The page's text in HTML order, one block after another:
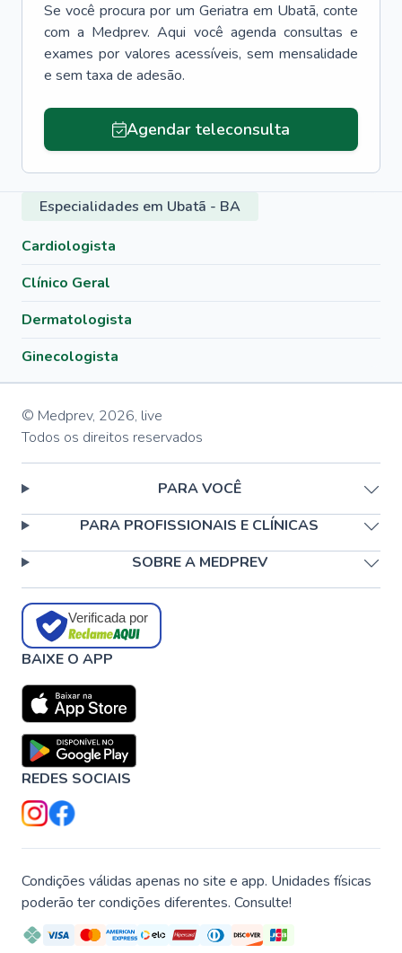
Se você procura por um Geriatra em Ubatã, conte
com a Medprev. Aqui você agenda consultas e
exames por valores acessíveis, sem mensalidade
e sem taxa de adesão.
Agendar teleconsulta
Especialidades em Ubatã - BA
Cardiologista
Clínico Geral
Dermatologista
Ginecologista
© Medprev, 2026, live
Todos os direitos reservados
PARA VOCÊ
PARA PROFISSIONAIS E CLÍNICAS
SOBRE A MEDPREV
Verificada por
BAIXE O APP
REDES SOCIAIS
Condições válidas apenas no site e app. Unidades físicas
poderão ter condições diferentes. Consulte!